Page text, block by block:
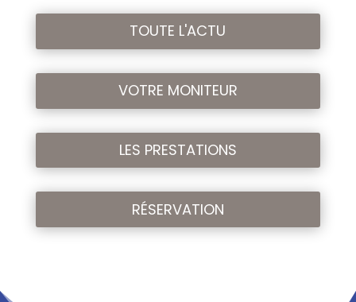
TOUTE L'ACTU
VOTRE MONITEUR
LES PRESTATIONS
RÉSERVATION